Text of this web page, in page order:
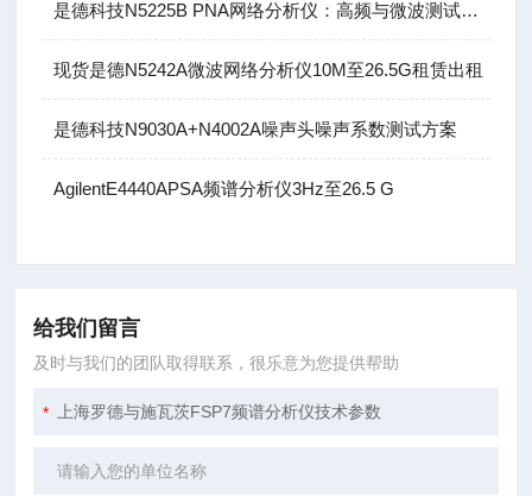
是德科技N5225B PNA网络分析仪：高频与微波测试的基石
现货是德N5242A微波网络分析仪10M至26.5G租赁出租
是德科技N9030A+N4002A噪声头噪声系数测试方案
AgilentE4440APSA频谱分析仪3Hz至26.5 G
给我们留言
及时与我们的团队取得联系，很乐意为您提供帮助